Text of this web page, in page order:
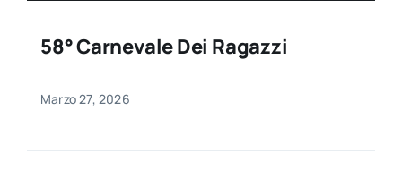
58° Carnevale Dei Ragazzi
Marzo 27, 2026